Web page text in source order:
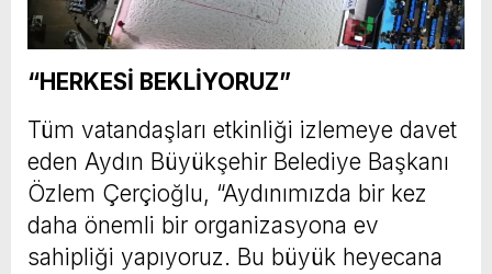
“HERKESİ BEKLİYORUZ”
Tüm vatandaşları etkinliği izlemeye davet
eden Aydın Büyükşehir Belediye Başkanı
Özlem Çerçioğlu, “Aydınımızda bir kez
daha önemli bir organizasyona ev
sahipliği yapıyoruz. Bu büyük heyecana